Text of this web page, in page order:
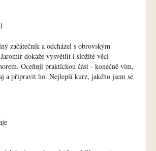
začátečník a odcházel s obrovským
dokáže vysvětlit i složité věci
Oceňuji praktickou část - konečně vím,
a připravit ho. Nejlepší kurz, jakého jsem se